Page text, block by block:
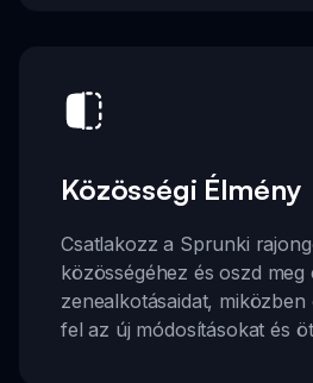
Közösségi Élmény
Csatlakozz a Sprunki
közösségéhez és oszd meg
zenealkotásaidat,
fel az új módosításokat és